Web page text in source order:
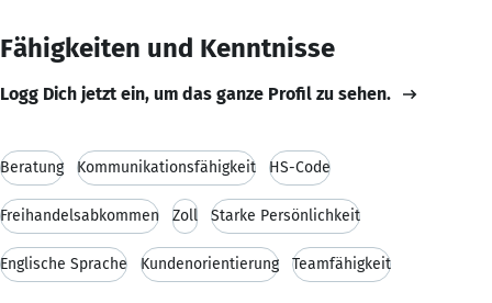
Fähigkeiten und Kenntnisse
Logg Dich jetzt ein, um das ganze Profil zu sehen.
Beratung Kommunikationsfähigkeit HS-Code
Freihandelsabkommen Zoll Starke Persönlichkeit
Englische Sprache Kundenorientierung Teamfähigkeit